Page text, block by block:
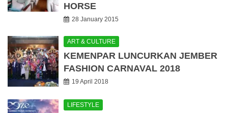
HORSE
28 January 2015
ART & CULTURE
KEMENPAR LUNCURKAN JEMBER
FASHION CARNAVAL 2018
19 April 2018
LIFESTYLE